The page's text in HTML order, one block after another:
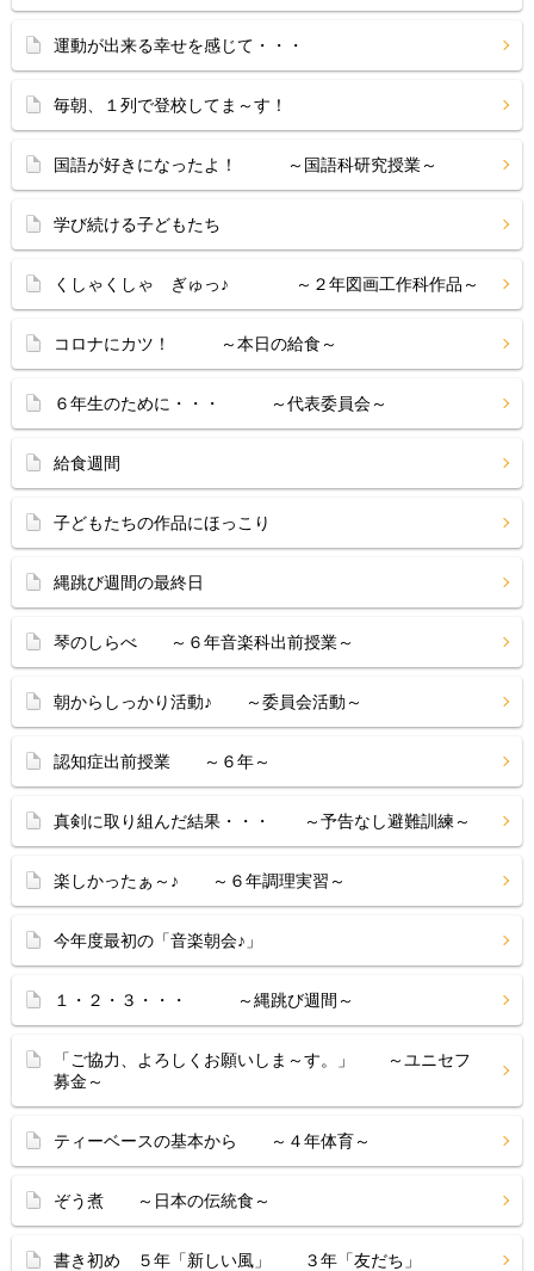
運動が出来る幸せを感じて・・・
毎朝、１列で登校してま～す！
国語が好きになったよ！ ～国語科研究授業～
学び続ける子どもたち
くしゃくしゃ ぎゅっ♪ ～２年図画工作科作品～
コロナにカツ！ ～本日の給食～
６年生のために・・・ ～代表委員会～
給食週間
子どもたちの作品にほっこり
縄跳び週間の最終日
琴のしらべ ～６年音楽科出前授業～
朝からしっかり活動♪ ～委員会活動～
認知症出前授業 ～６年～
真剣に取り組んだ結果・・・ ～予告なし避難訓練～
楽しかったぁ～♪ ～６年調理実習～
今年度最初の「音楽朝会♪」
１・２・３・・・ ～縄跳び週間～
「ご協力、よろしくお願いしま～す。」 ～ユニセフ
募金～
ティーベースの基本から ～４年体育～
ぞう煮 ～日本の伝統食～
書き初め ５年「新しい風」 ３年「友だち」